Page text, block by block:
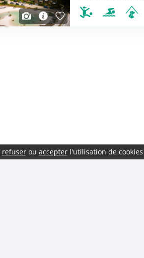
refuserou accepterl'utilisation de